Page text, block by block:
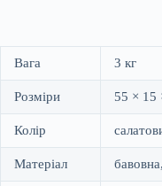
Вага 3 кг
Розміри 55 × 15
Колір
Матеріал